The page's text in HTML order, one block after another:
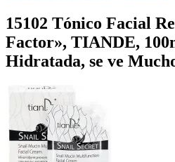
15102 Tónico Facial
Factor», TIANDE,
Hidratada, se ve